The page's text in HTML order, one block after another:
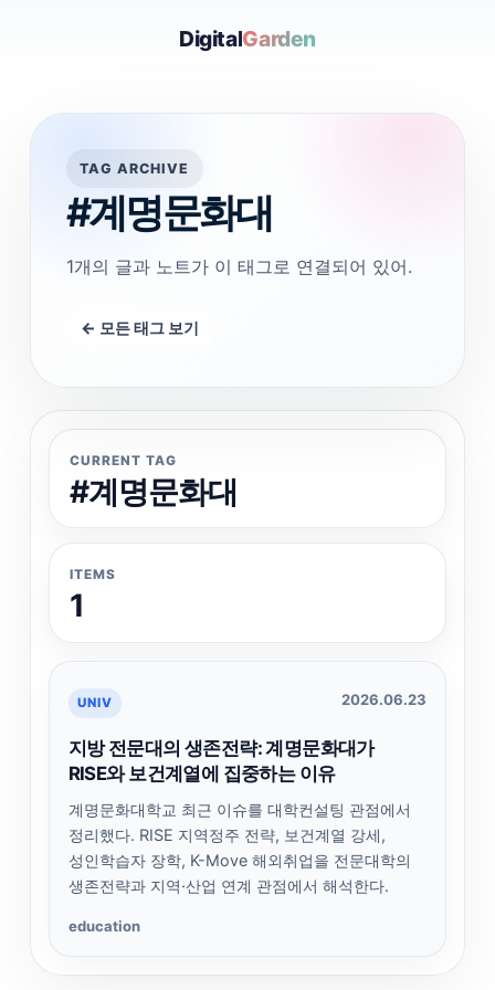
DigitalGarden
TAG ARCHIVE
#계명문화대
1개의 글과 노트가 이 태그로 연결되어 있어.
← 모든 태그 보기
CURRENT TAG
#계명문화대
ITEMS
1
UNIV 2026.06.23
지방 전문대의 생존전략: 계명문화대가
RISE와 보건계열에 집중하는 이유
계명문화대학교 최근 이슈를 대학컨설팅 관점에서
정리했다. RISE 지역정주 전략, 보건계열 강세,
성인학습자 장학, K-Move 해외취업을 전문대학의
생존전략과 지역·산업 연계 관점에서 해석한다.
education